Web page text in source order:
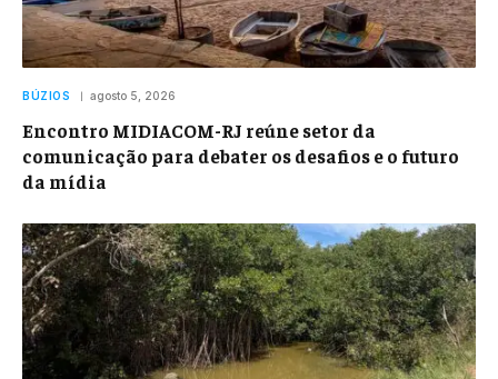
BÚZIOS agosto 5, 2026
Encontro MIDIACOM-RJ reúne setor da
comunicação para debater os desafios e o futuro
da mídia